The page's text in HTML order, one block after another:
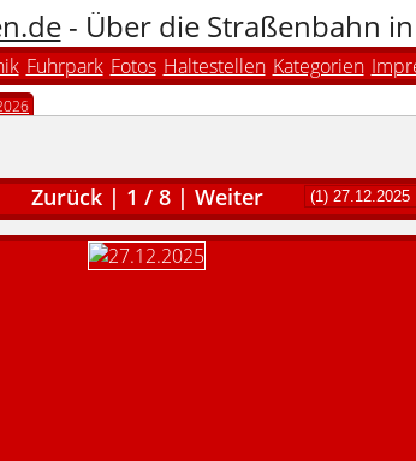
- Über die Straßenbahn
Fuhrpark Fotos Haltestellen Kategorien
Zurück | 1 / 8 | Weiter